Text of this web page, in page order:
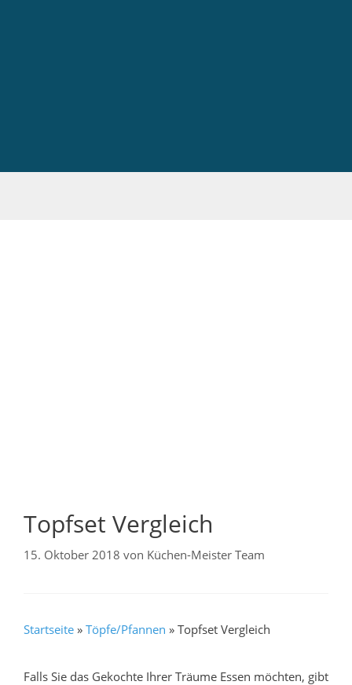
Topfset Vergleich
15. Oktober 2018 von Küchen-Meister Team
Startseite » Töpfe/Pfannen » Topfset Vergleich
Falls Sie das Gekochte Ihrer Träume Essen möchten, gibt